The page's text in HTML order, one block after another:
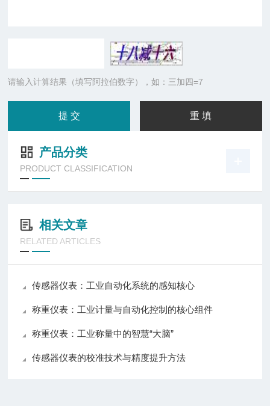
请输入计算结果（填写阿拉伯数字），如：三加四=7
产品分类
PRODUCT CLASSIFICATION
相关文章
RELATED ARTICLES
传感器仪表：工业自动化系统的感知核心
称重仪表：工业计量与自动化控制的核心组件
称重仪表：工业称量中的智慧“大脑”
传感器仪表的校准技术与精度提升方法